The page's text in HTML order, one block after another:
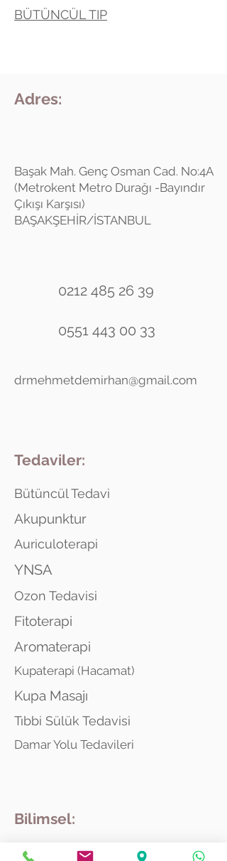
BÜTÜNCÜL TIP
Adres:
Başak Mah. Genç Osman Cad. No:4A
(Metrokent Metro Durağı -Bayındır
Çıkışı Karşısı)
BAŞAKŞEHİR/İSTANBUL
0212 485 26 39
0551 443 00 33
drmehmetdemirhan@gmail.com
Tedaviler:
Bütüncül Tedavi
Akupunktur
Auriculoterapi
YNSA
Ozon Tedavisi
Fitoterapi
Aromaterapi
Kupaterapi (Hacamat)
Kupa Masajı
Tıbbi Sülük Tedavisi
Damar Yolu Tedavileri
Bilimsel:
Hacamat ve Bel Ağrıları